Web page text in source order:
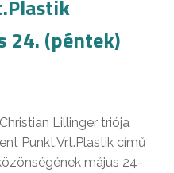
24. (péntek)
Lillinger triója
Punkt.Vrt.Plastik című
május 24-